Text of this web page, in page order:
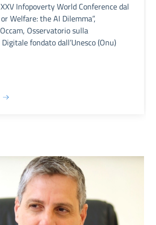
Infopoverty World Conference dal
Welfare: the AI Dilemma”,
Osservatorio sulla
fondato dall’Unesco (Onu)